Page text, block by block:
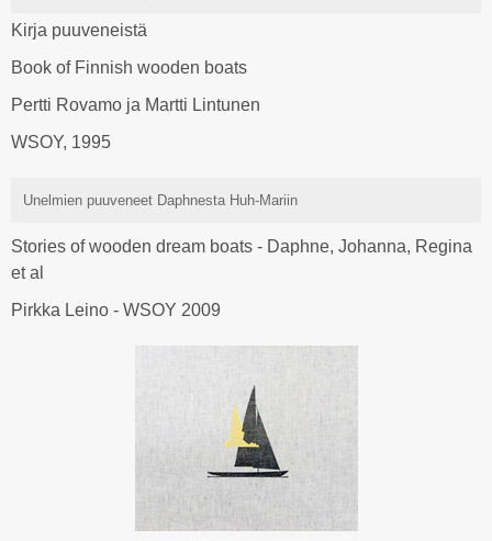
Kirja puuveneistä
Book of Finnish wooden boats
Pertti Rovamo ja Martti Lintunen
WSOY, 1995
Unelmien puuveneet Daphnesta Huh-Mariin
Stories of wooden dream boats - Daphne, Johanna, Regina
et al
Pirkka Leino - WSOY 2009